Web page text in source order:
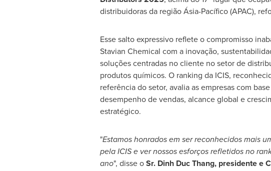
distribuidoras da região Ásia-Pacífico (APAC),
Esse salto expressivo reflete o compromisso
Stavian Chemical com a inovação,
soluções centradas no cliente no setor de
produtos químicos. O ranking da ICIS,
referência do setor, avalia as empresas com
desempenho de vendas, alcance global e
estratégico.
"Estamos honrados em ser reconhecidos mais
pela ICIS e ver nossos esforços refletidos no
ano", disse oSr. Dinh Duc Thang, presidente e